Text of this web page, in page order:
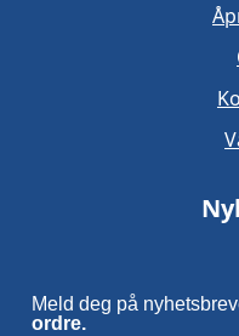
Meld deg på
ordre.